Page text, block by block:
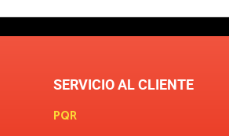
SERVICIO AL CLIENTE
PQR